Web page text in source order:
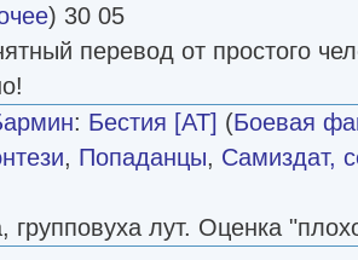
) 30 05
перевод от простого
: Бестия [AT] (Боевая
, Попаданцы, Самиздат,
групповуха лут. Оценка